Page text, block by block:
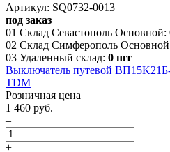
Артикул: SQ0732-0013
под заказ
01 Склад Севастополь Основной:
02 Склад Симферополь
03 Удаленный склад: 0 шт
Выключатель путевой
TDM
Розничная цена
1 460 руб.
–
+